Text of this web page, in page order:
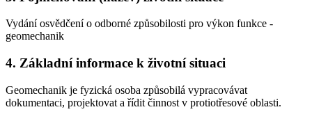
Vydání osvědčení o odborné způsobilosti pro výkon funkce -
geomechanik
4. Základní informace k životní situaci
Geomechanik je fyzická osoba způsobilá vypracovávat
dokumentaci, projektovat a řídit činnost v protiotřesové oblasti.